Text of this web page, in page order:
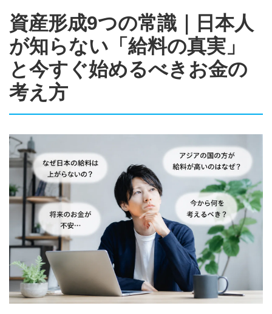
資産形成9つの常識｜日本人
が知らない「給料の真実」
と今すぐ始めるべきお金の
考え方